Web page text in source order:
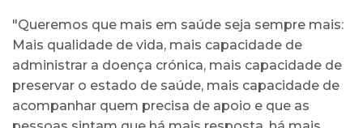
"Queremos que mais em saúde seja sempre mais:
Mais qualidade de vida, mais capacidade de
administrar a doença crónica, mais capacidade de
preservar o estado de saúde, mais capacidade de
acompanhar quem precisa de apoio e que as